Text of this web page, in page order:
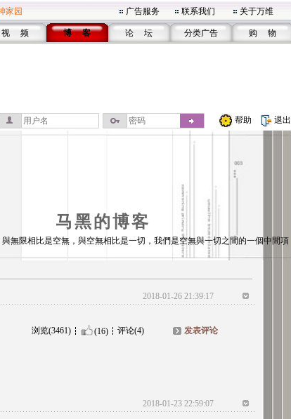
家园 广告服务 联系我们 关于万维
视 频 博 客 论 坛 分类广告 购 物
帮助 退出
马黑的博客
無限相比是空無，與空無相比是一切，我們是空無與一切之間的一個中間項
2018-01-26 21:39:17
浏览(3461) (16) 评论(4) 发表评论
2018-01-23 22:59:07